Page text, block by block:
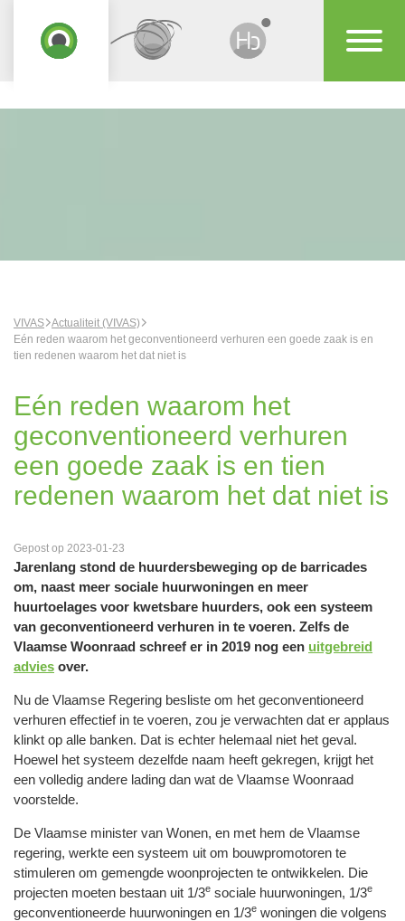
VIVAS Actualiteit (VIVAS)
Eén reden waarom het geconventioneerd verhuren een goede zaak is en
tien redenen waarom het dat niet is
Eén reden waarom het
geconventioneerd verhuren
een goede zaak is en tien
redenen waarom het dat niet is
Gepost op 2023-01-23
Jarenlang stond de huurdersbeweging op de barricades
om, naast meer sociale huurwoningen en meer
huurtoelages voor kwetsbare huurders, ook een systeem
van geconventioneerd verhuren in te voeren. Zelfs de
Vlaamse Woonraad schreef er in 2019 nog een uitgebreid
advies over.
Nu de Vlaamse Regering besliste om het geconventioneerd
verhuren effectief in te voeren, zou je verwachten dat er applaus
klinkt op alle banken. Dat is echter helemaal niet het geval.
Hoewel het systeem dezelfde naam heeft gekregen, krijgt het
een volledig andere lading dan wat de Vlaamse Woonraad
voorstelde.
De Vlaamse minister van Wonen, en met hem de Vlaamse
regering, werkte een systeem uit om bouwpromotoren te
stimuleren om gemengde woonprojecten te ontwikkelen. Die
projecten moeten bestaan uit 1/3e sociale huurwoningen, 1/3e
geconventioneerde huurwoningen en 1/3e woningen die volgens